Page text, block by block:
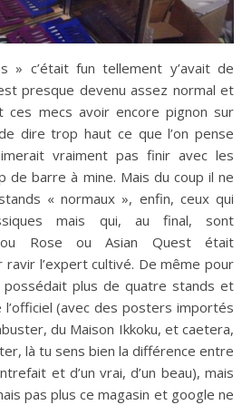
» c’était fun tellement y’avait de
presque devenu assez normal et
ces mecs avoir encore pignon sur
dire trop haut ce que l’on pense
vraiment pas finir avec les
de barre à mine. Mais du coup il ne
« normaux », enfin, ceux qui
mais qui, au final, sont
Rose ou Asian Quest était
l’expert cultivé. De même pour
possédait plus de quatre stands et
(avec des posters importés
du Maison Ikkoku, et caetera,
là tu sens bien la différence entre
et d’un vrai, d’un beau), mais
pas plus ce magasin et google ne